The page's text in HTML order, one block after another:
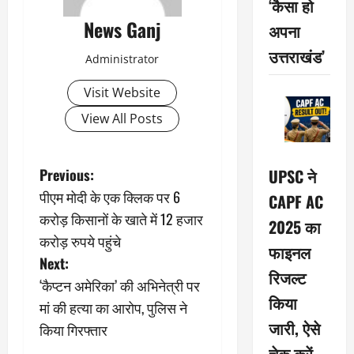
News Ganj
Administrator
Visit Website
View All Posts
P
o
s
t
n
a
Previous:
पीएम मोदी के एक क्लिक पर 6
करोड़ किसानों के खाते में 12 हजार
करोड़ रुपये पहुंचे
Next:
‘कैप्टन अमेरिका’ की अभिनेत्री पर
मां की हत्या का आरोप, पुलिस ने
किया गिरफ्तार
‘कैसा हो
अपना
उत्तराखंड’
UPSC ने
CAPF AC
2025 का
फाइनल
रिजल्ट
किया
जारी, ऐसे